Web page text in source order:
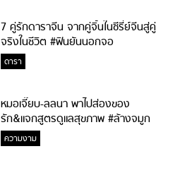
7 คู่รักดาราจีน จากคู่จิ้นในซีรี่ย์จีนสู่คู่
จริงในชีวิต #ฟินยันนอกจอ
ดารา
หมอเจี๊ยบ-ลลนา พาไปส่องของ
รัก&แจกสูตรดูแลสุขภาพ #ล้างจมูก
ไม่ยากจะสอนให้
ความงาม